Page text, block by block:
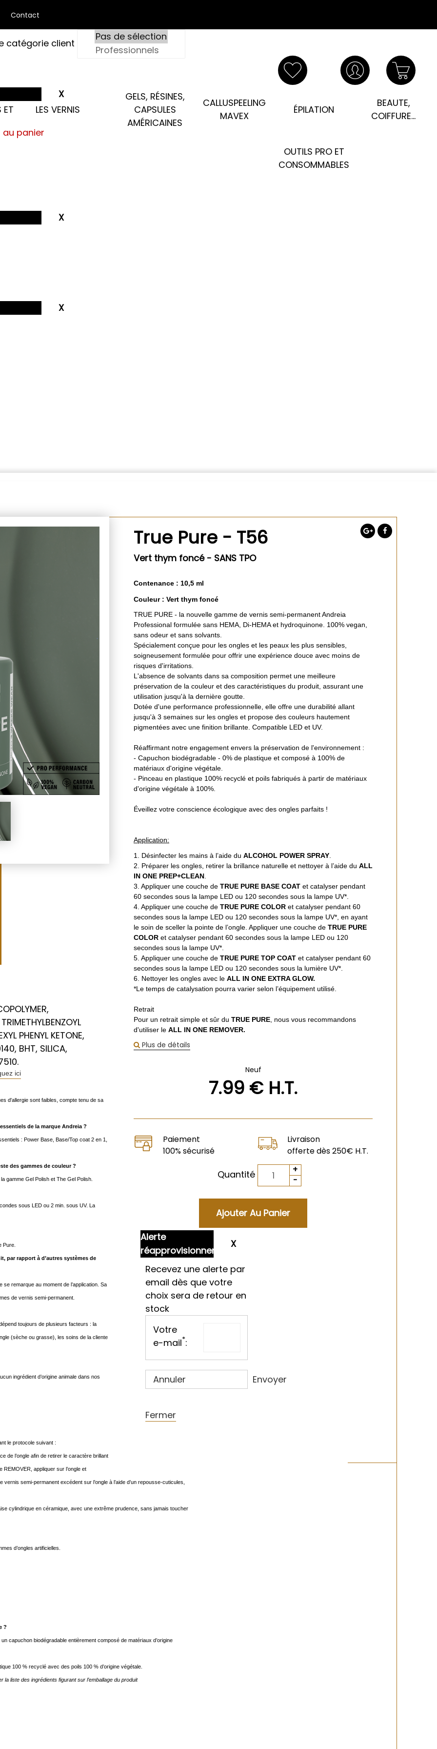
Contact
catégorie client
panier
ET LES VERNIS
GELS, RÉSINES,
CAPSULES
AMÉRICAINES
CALLUSPEELING
MAVEX
ÉPILATION
BEAUTE,
COIFFURE...
OUTILS PRO ET
CONSOMMABLES
True Pure - T56
Vert thym foncé - SANS TPO
Contenance : 10,5 ml
Couleur : Vert thym foncé
TRUE PURE - la nouvelle gamme de vernis semi-permanent Andreia
Professional formulée sans HEMA, Di-HEMA et hydroquinone. 100% vegan,
sans odeur et sans solvants.
Spécialement conçue pour les ongles et les peaux les plus sensibles,
soigneusement formulée pour offrir une expérience douce avec moins de
risques d'irritations.
L'absence de solvants dans sa composition permet une meilleure
préservation de la couleur et des caractéristiques du produit, assurant une
utilisation jusqu'à la dernière goutte.
Dotée d'une performance professionnelle, elle offre une durabilité allant
jusqu'à 3 semaines sur les ongles et propose des couleurs hautement
pigmentées avec une finition brillante. Compatible LED et UV.
Réaffirmant notre engagement envers la préservation de l'environnement :
- Capuchon biodégradable - 0% de plastique et composé à 100% de
matériaux d'origine végétale.
- Pinceau en plastique 100% recyclé et poils fabriqués à partir de matériaux
d'origine végétale à 100%.
Éveillez votre conscience écologique avec des ongles parfaits !
Application:
1. Désinfecter les mains à l’aide du ALCOHOL POWER SPRAY
2. Préparer les ongles, retirer la brillance naturelle et nettoyer à l’aide du ALL
IN ONE PREP+CLEAN
3. Appliquer une couche de TRUE PURE BASE COAT et catalyser pendant
60 secondes sous la lampe LED ou 120 secondes sous la lampe UV*.
4. Appliquer une couche de TRUE PURE COLOR et catalyser pendant 60
secondes sous la lampe LED ou 120 secondes sous la lampe UV*, en ayant
le soin de sceller la pointe de l’ongle. Appliquer une couche de TRUE PURE
COLOR et catalyser pendant 60 secondes sous la lampe LED ou 120
secondes sous la lampe UV*.
5. Appliquer une couche de TRUE PURE TOP COAT et catalyser pendant 60
secondes sous la lampe LED ou 120 secondes sous la lumière UV*.
6. Nettoyer les ongles avec le ALL IN ONE EXTRA GLOW.
*Le temps de catalysation pourra varier selon l’équipement utilisé.
Retrait
Pour un retrait simple et sûr du TRUE PURE , nous vous recommandons
d'utiliser le ALL IN ONE REMOVER.
Plus de détails
Neuf
7.99 € H.T.
Paiement
100% sécurisé
Livraison
offerte dès 250€ H.T.
Quantité
Alerte
réapprovisionnement
Recevez une alerte par
email dès que votre
choix sera de retour en
stock
Votre
e-mail*:
Annuler Envoyer
Fermer
PHENYL KETONE,
BHT, SILICA,
ici
d'allergie sont faibles, compte tenu de sa
de la marque Andreia ?
: Power Base, Base/Top coat 2 en 1,
des gammes de couleur ?
gamme Gel Polish et The Gel Polish.
sous LED ou 2 min. sous UV. La
Pure.
par rapport à d’autres systèmes de
se remarque au moment de l’application. Sa
de vernis semi-permanent.
toujours de plusieurs facteurs : la
(sèche ou grasse), les soins de la cliente
ingrédient d’origine animale dans nos
le protocole suivant :
de l’ongle afin de retirer le caractère brillant
appliquer sur l’ongle et
semi-permanent excédent sur l’ongle à l’aide d’un repousse-cuticules,
cylindrique en céramique, avec une extrême prudence, sans jamais toucher
d’ongles artificielles.
?
capuchon biodégradable entièrement composé de matériaux d’origine
100 % recyclé avec des poils 100 % d’origine végétale.
liste des ingrédients figurant sur l’emballage du produit